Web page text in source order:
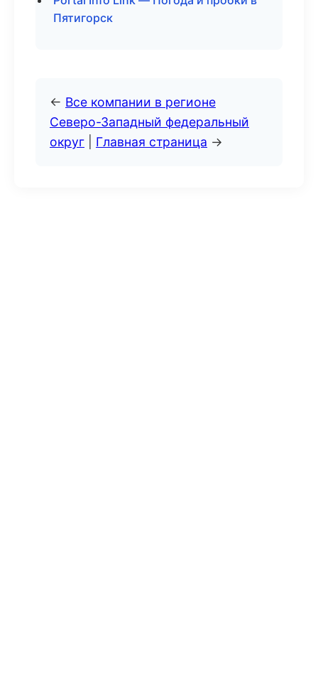
Пятигорск
← Все компании в регионе
Северо-Западный федеральный
округ
Главная страница →